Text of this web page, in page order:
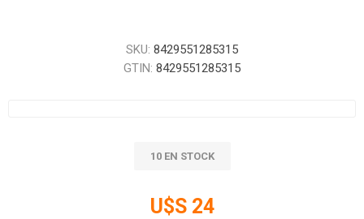
SKU: 8429551285315
GTIN: 8429551285315
10 EN STOCK
U$S 24